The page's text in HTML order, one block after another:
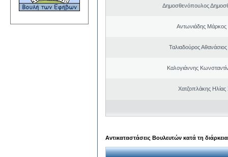
Δημοσθενόπουλος
Αντωνιάδης Μάρκος
Ταλιαδούρος
Καλογιάννης
Χατζοπλάκης
Αντικαταστάσεις Βουλευτών κατά τη